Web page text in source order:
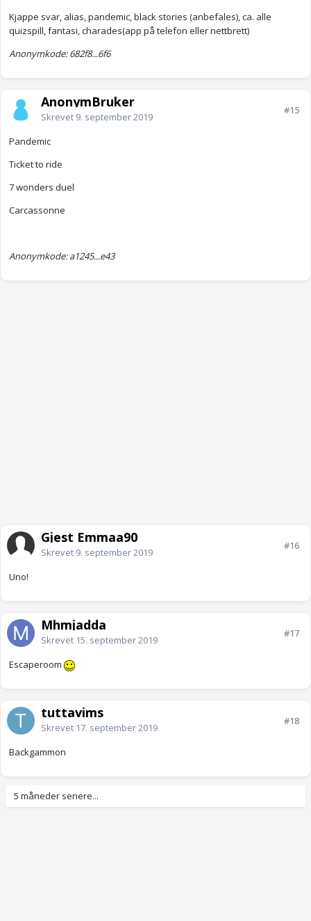
Kjappe svar, alias, pandemic, black stories (anbefales), ca. alle
quizspill, fantasi, charades(app på telefon eller nettbrett)
Anonymkode: 682f8...6f6
AnonymBruker
Skrevet 9. september 2019
#15
Pandemic
Ticket to ride
7 wonders duel
Carcassonne
Anonymkode: a1245...e43
Gjest Emmaa90
Skrevet 9. september 2019
#16
Uno!
Mhmjadda
Skrevet 15. september 2019
#17
Escaperoom
tuttavims
Skrevet 17. september 2019
#18
Backgammon
5 måneder senere...